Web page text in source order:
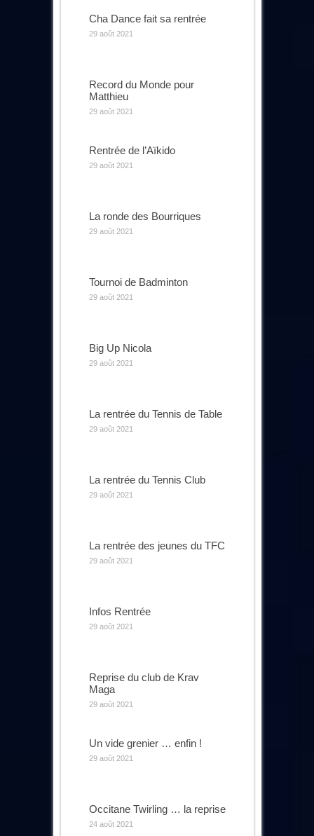
Cha Dance fait sa rentrée
29 août 2021
Record du Monde pour
Matthieu
29 août 2021
Rentrée de l’Aïkido
29 août 2021
La ronde des Bourriques
29 août 2021
Tournoi de Badminton
29 août 2021
Big Up Nicola
29 août 2021
La rentrée du Tennis de Table
29 août 2021
La rentrée du Tennis Club
29 août 2021
La rentrée des jeunes du TFC
29 août 2021
Infos Rentrée
29 août 2021
Reprise du club de Krav
Maga
29 août 2021
Un vide grenier … enfin !
29 août 2021
Occitane Twirling … la reprise
24 août 2021